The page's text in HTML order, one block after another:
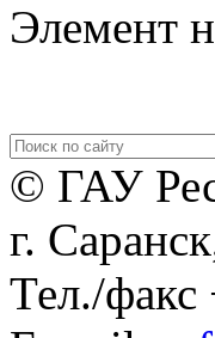
Элемент
© ГАУ
г.
Тел./